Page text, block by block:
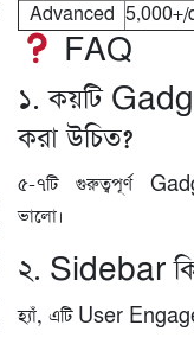
Advanced 5,000+/
FAQ
১. কয়টি
করা উচিত?
৫-৭টি গুরুত্বপূর্ণ
ভালো।
২. Sidebar
হ্যাঁ, এটি User